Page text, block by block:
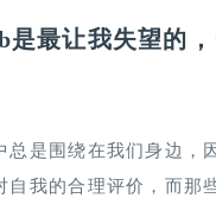
是最让我失望的
是围绕在我们身边
自我的合理评价，而